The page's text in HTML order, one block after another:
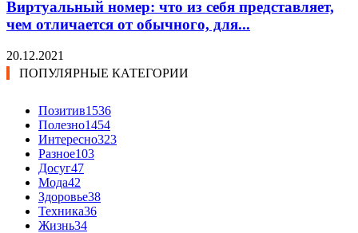
Виртуальный номер: что из себя представляет,
чем отличается от обычного, для...
20.12.2021
ПОПУЛЯРНЫЕ КАТЕГОРИИ
Позитив1536
Полезно1454
Интересно323
Разное103
Досуг47
Мода42
Здоровье38
Техника36
Жизнь34